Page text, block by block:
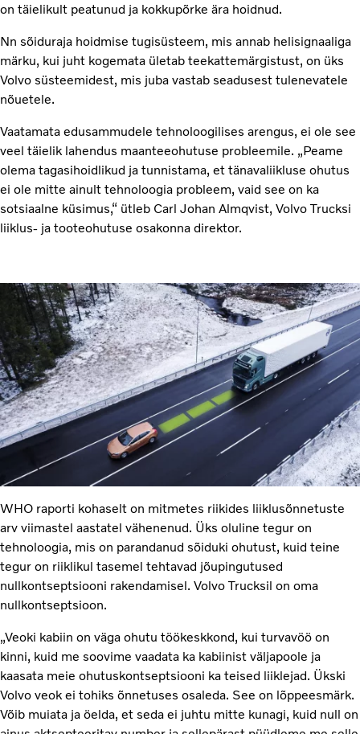
on täielikult peatunud ja kokkupõrke ära hoidnud.
Nn sõiduraja hoidmise tugisüsteem, mis annab helisignaaliga
märku, kui juht kogemata ületab teekattemärgistust, on üks
Volvo süsteemidest, mis juba vastab seadusest tulenevatele
nõuetele.
Vaatamata edusammudele tehnoloogilises arengus, ei ole see
veel täielik lahendus maanteeohutuse probleemile. „Peame
olema tagasihoidlikud ja tunnistama, et tänavaliikluse ohutus
ei ole mitte ainult tehnoloogia probleem, vaid see on ka
sotsiaalne küsimus,“ ütleb Carl Johan Almqvist, Volvo Trucksi
liiklus- ja tooteohutuse osakonna direktor.
WHO raporti kohaselt on mitmetes riikides liiklusõnnetuste
arv viimastel aastatel vähenenud. Üks oluline tegur on
tehnoloogia, mis on parandanud sõiduki ohutust, kuid teine
tegur on riiklikul tasemel tehtavad jõupingutused
nullkontseptsiooni rakendamisel. Volvo Trucksil on oma
nullkontseptsioon.
„Veoki kabiin on väga ohutu töökeskkond, kui turvavöö on
kinni, kuid me soovime vaadata ka kabiinist väljapoole ja
kaasata meie ohutuskontseptsiooni ka teised liiklejad. Ükski
Volvo veok ei tohiks õnnetuses osaleda. See on lõppeesmärk.
Võib muiata ja öelda, et seda ei juhtu mitte kunagi, kuid null on